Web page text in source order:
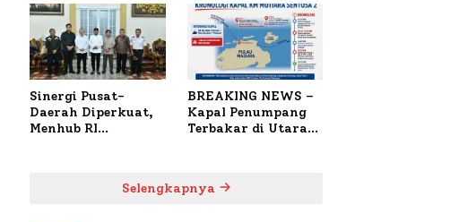
1.024 Peserta
Terdaftar
Doa untuk Korban
Kapal Terbakar
Sinergi Pusat-
Daerah Diperkuat,
Menhub RI
Mutiara Sentosa II
BREAKING NEWS –
Kapal Penumpang
Terbakar di Utara
Selengkapnya